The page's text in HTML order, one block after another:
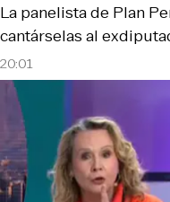
20:01
La panelista de Plan
cantárselas al